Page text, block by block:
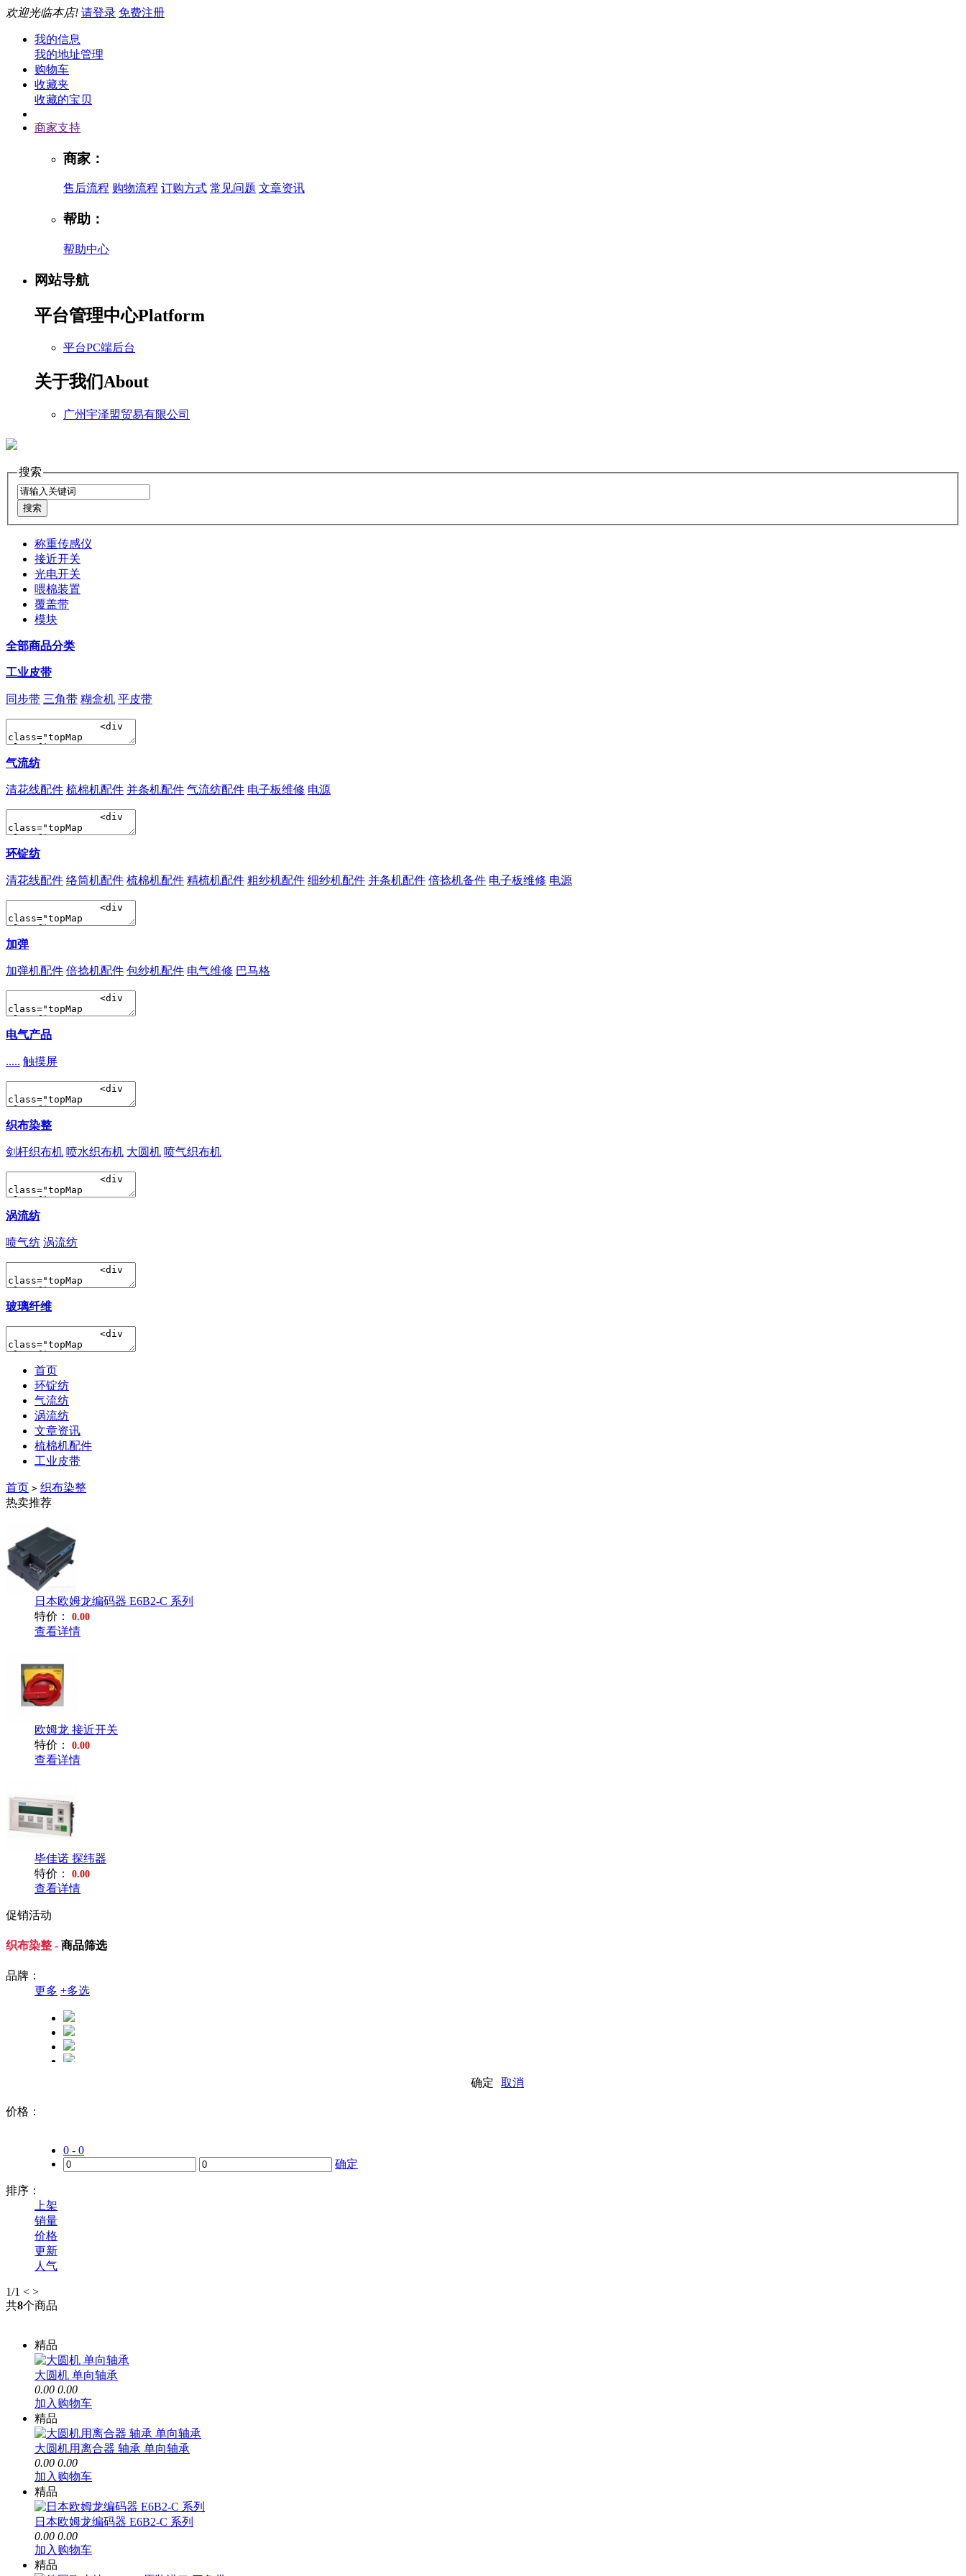
欢迎光临本店! 请登录 免费注册
我的信息
我的地址管理
购物车
收藏夹
收藏的宝贝
商家支持
商家：
售后流程 购物流程 订购方式 常见问题 文章资讯
帮助：
帮助中心
网站导航
平台管理中心Platform
平台PC端后台
关于我们About
广州宇泽盟贸易有限公司
搜索
称重传感仪
接近开关
光电开关
喂棉装置
覆盖带
模块
全部商品分类
工业皮带
同步带 三角带 糊盒机 平皮带
气流纺
清花线配件 梳棉机配件 并条机配件 气流纺配件 电子板维修 电源
环锭纺
清花线配件 络筒机配件 梳棉机配件 精梳机配件 粗纱机配件 细纱机配件 并条机配件 倍捻机备件 电子板维修 电源
加弹
加弹机配件 倍捻机配件 包纱机配件 电气维修 巴马格
电气产品
..... 触摸屏
织布染整
剑杆织布机 喷水织布机 大圆机 喷气织布机
涡流纺
喷气纺 涡流纺
玻璃纤维
首页
环锭纺
气流纺
涡流纺
文章资讯
梳棉机配件
工业皮带
首页 > 织布染整
热卖推荐
日本欧姆龙编码器 E6B2-C 系列
特价：
0.00
查看详情
欧姆龙 接近开关
特价：
0.00
查看详情
毕佳诺 探纬器
特价：
0.00
查看详情
促销活动
织布染整 - 商品筛选
品牌：
更多 +多选
确定 取消
价格：
0 - 0
确定
排序：
上架
销量
价格
更新
人气
1/1 < >
共8个商品
精品
大圆机 单向轴承
0.00 0.00
加入购物车
精品
大圆机用离合器 轴承 单向轴承
0.00 0.00
加入购物车
精品
日本欧姆龙编码器 E6B2-C 系列
0.00 0.00
加入购物车
精品